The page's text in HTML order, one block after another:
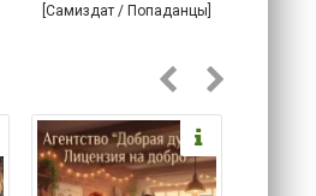
[Самиздат / Попаданцы]